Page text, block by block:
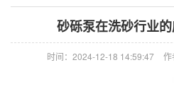
砂砾泵在洗砂行业
时间：2024-12-18 14:59:47 作